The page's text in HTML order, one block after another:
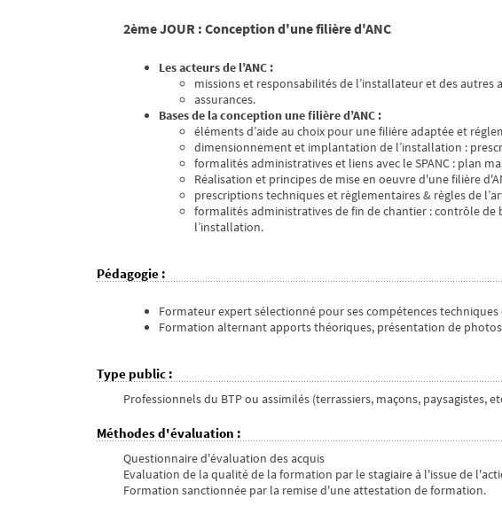
2ème JOUR : Conception d'une filière d'ANC
Les acteurs de l’ANC :
missions et responsabilités de l’installateur et des autres
assurances.
Bases de la conception une filière d’ANC :
éléments d’aide au choix pour une filière adaptée et
dimensionnement et implantation de l’installation :
formalités administratives et liens avec le SPANC : plan
Réalisation et principes de mise en oeuvre d'une filière
prescriptions techniques et règlementaires & règles de
formalités administratives de fin de chantier : contrôle de
l’installation.
Pédagogie :
Formateur expert sélectionné pour ses compétences
Formation alternant apports théoriques, présentation de
Type public :
Professionnels du BTP ou assimilés (terrassiers, maçons,
Méthodes d'évaluation :
Questionnaire d'évaluation des acquis
Evaluation de la qualité de la formation par le stagiaire à l'issue de
Formation sanctionnée par la remise d'une attestation de formation.